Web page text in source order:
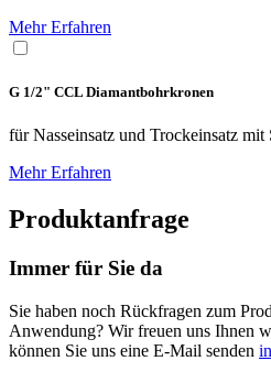
Mehr Erfahren
G 1/2" CCL Diamantbohr­kronen
für Nasseinsatz und Trockeinsatz mit
Mehr Erfahren
Produktanfrage
Immer für Sie da
Sie haben noch Rückfragen zum
Anwendung? Wir freuen uns Ihnen
können Sie uns eine E-Mail senden